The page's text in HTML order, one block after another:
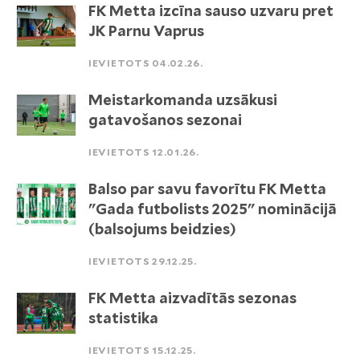
FK Metta izcīna sauso uzvaru pret
JK Parnu Vaprus
IEVIETOTS 04.02.26.
Meistarkomanda uzsākusi
gatavošanos sezonai
IEVIETOTS 12.01.26.
Balso par savu favorītu FK Metta
"Gada futbolists 2025" nominācijā
(balsojums beidzies)
IEVIETOTS 29.12.25.
FK Metta aizvadītās sezonas
statistika
IEVIETOTS 15.12.25.